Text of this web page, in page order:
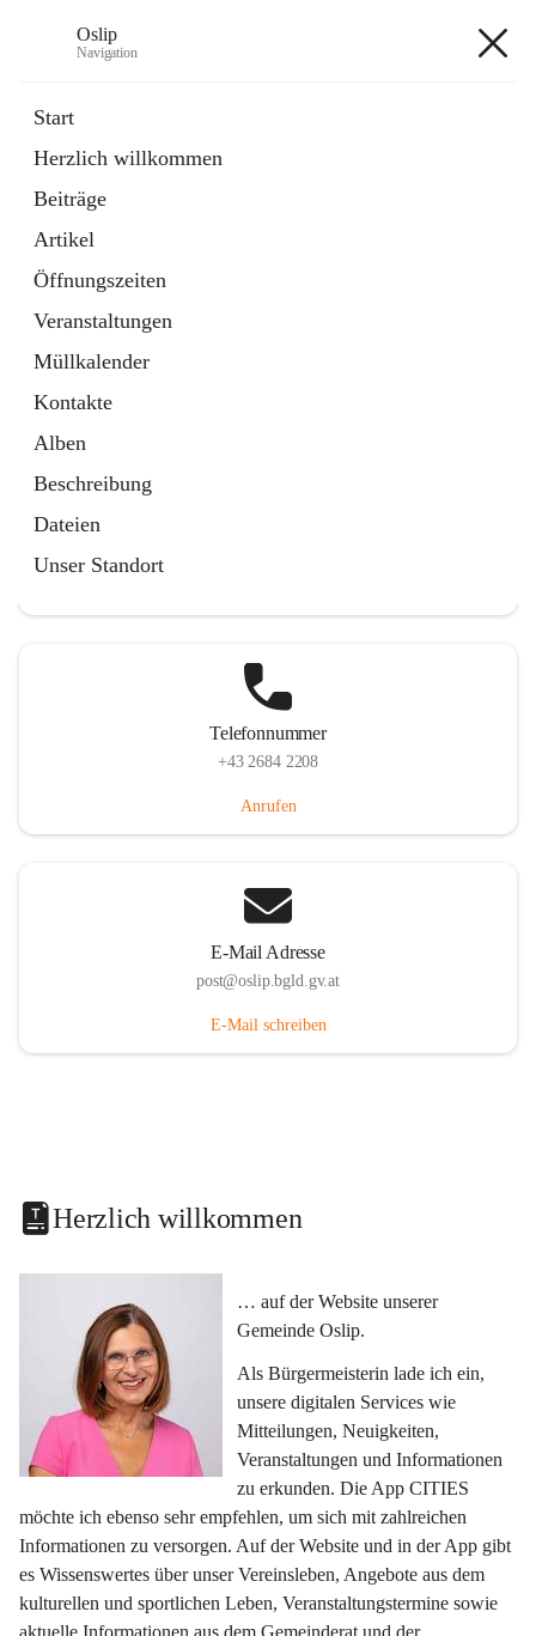
Oslip
Navigation
Start
Herzlich willkommen
Beiträge
Artikel
Öffnungszeiten
Veranstaltungen
Müllkalender
Kontakte
Alben
Beschreibung
Dateien
Unser Standort
Externe Webseite
in
Tab
Bundeskanzleramt Österreich
Externe Webseite
öffnet
in
neuem
Tab
Telefonnummer
+43 2684 2208
Anrufen
E-Mail Adresse
post@oslip.bgld.gv.at
E-Mail schreiben
Herzlich willkommen
… auf der Website unserer
Gemeinde Oslip.
Als Bürgermeisterin lade ich ein,
unsere digitalen Services wie
Mitteilungen, Neuigkeiten,
Veranstaltungen und Informationen
zu erkunden. Die App CITIES
möchte ich ebenso sehr empfehlen, um sich mit zahlreichen
Informationen zu versorgen. Auf der Website und in der App gibt
es Wissenswertes über unser Vereinsleben, Angebote aus dem
kulturellen und sportlichen Leben, Veranstaltungstermine sowie
aktuelle Informationen aus dem Gemeinderat und der